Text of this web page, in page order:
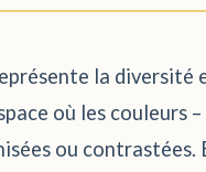
la diversité
où les
ou